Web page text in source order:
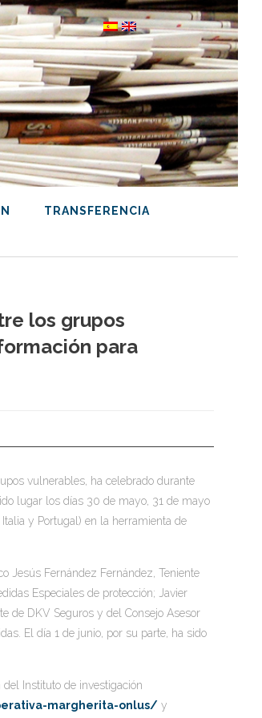
TRANSFERENCIA
los grupos
para
vulnerables, ha celebrado durante
lugar los días 30 de mayo, 31 de mayo
y Portugal) en la herramienta de
Jesús Fernández Fernández, Teniente
Especiales de protección; Javier
de DKV Seguros y del Consejo Asesor
El día 1 de junio, por su parte, ha sido
del Instituto de investigación
margherita-onlus/ y